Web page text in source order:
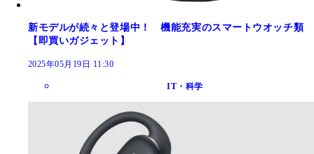
新モデルが続々と登場中！ 機能充実のスマートウオッチ類
【即買いガジェット】
2025年05月19日 11:30
IT・科学